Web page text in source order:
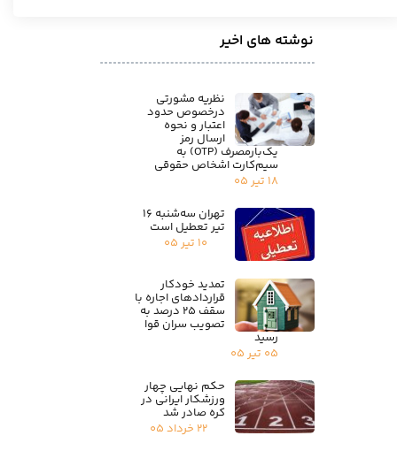
نوشته های اخیر
نظریه مشورتی
درخصوص حدود
اعتبار و نحوه
ارسال رمز
یک‌بارمصرف (OTP) به
سیم‌کارت اشخاص حقوقی
۱۸ تیر ۰۵
تهران سه‌شنبه ۱۶
تیر تعطیل است
۱۰ تیر ۰۵
تمدید خودکار
قراردادهای اجاره با
سقف ۲۵ درصد به
تصویب سران قوا
رسید
۰۵ تیر ۰۵
حکم نهایی چهار
ورزشکار ایرانی در
کره صادر شد
۲۲ خرداد ۰۵